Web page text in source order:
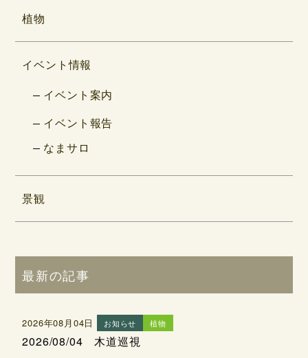
植物
イベント情報
イベント案内
イベント報告
なまサロ
景観
最新の記事
2026年08月04日 お知らせ 植物
2026/08/04 木道巡視